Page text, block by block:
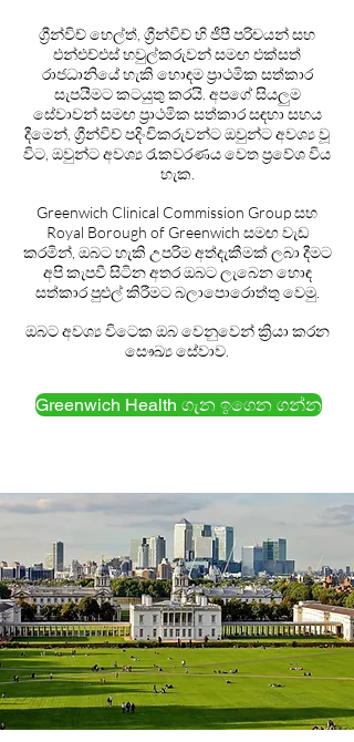
ග්‍රීන්විච් හෙල්ත්, ග්‍රීන්විච් හි ජීපී පරිචයන් සහ
එන්එච්එස් හවුල්කරුවන් සමඟ එක්සත්
රාජධානියේ හැකි හොඳම ප්‍රාථමික සත්කාර
සැපයීමට කටයුතු කරයි. අපගේ සියලුම
සේවාවන් සමඟ ප්‍රාථමික සත්කාර සඳහා සහය
දීමෙන්, ග්‍රීන්විච් පදිංචිකරුවන්ට ඔවුන්ට අවශ්‍ය වූ
විට, ඔවුන්ට අවශ්‍ය රැකවරණය වෙත ප්‍රවේශ විය
හැක.
Greenwich Clinical Commission Group සහ
Royal Borough of Greenwich සමඟ වැඩ
කරමින්, ඔබට හැකි උපරිම අත්දැකීමක් ලබා දීමට
අපි කැපවී සිටින අතර ඔබට ලැබෙන හොඳ
සත්කාර පුළුල් කිරීමට බලාපොරොත්තු වෙමු.
ඔබට අවශ්‍ය විටෙක ඔබ වෙනුවෙන් ක්‍රියා කරන
සෞඛ්‍ය සේවාව.
Greenwich Health ගැන ඉගෙන ගන්න